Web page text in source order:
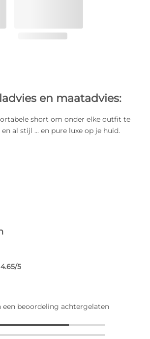
en maatadvies:
short om onder elke outfit te
en al stijl ... en pure luxe op je huid.
4.65/5
een beoordeling achtergelaten